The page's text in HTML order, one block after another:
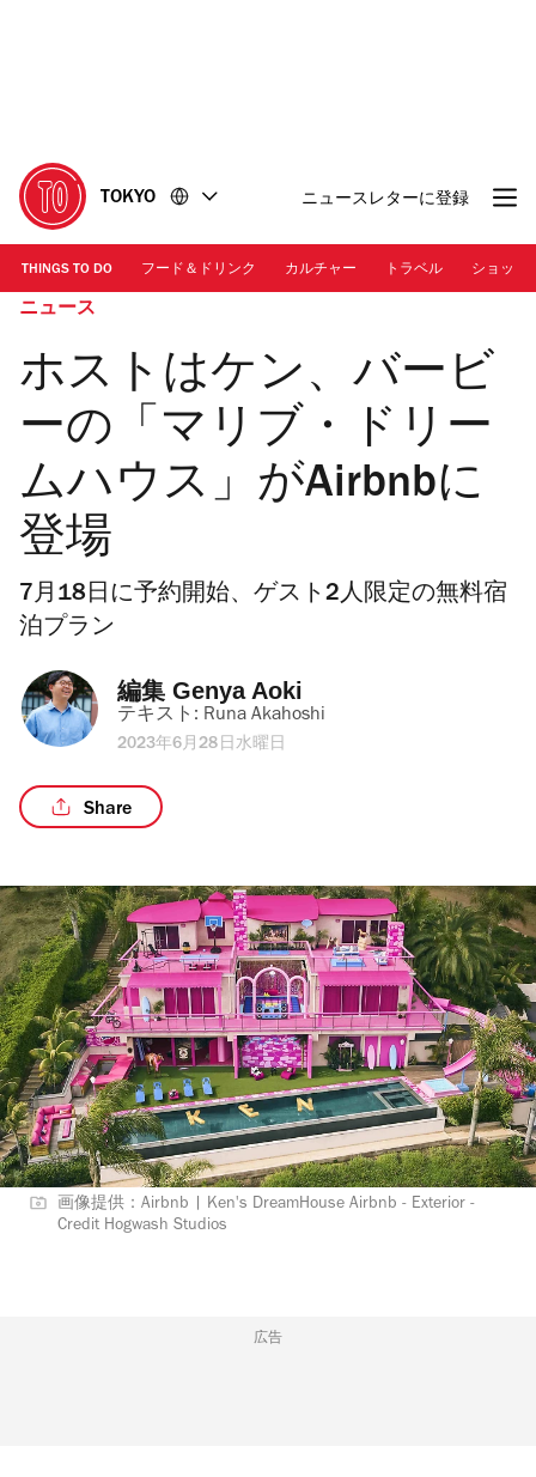
に
移
動
移
動
TOKYO ニュースレターに登録
THINGS TO DO フード＆ドリンク カルチャー トラベル ショッピ
ニュース
ホストはケン、バービ
ーの「マリブ・ドリー
ムハウス」がAirbnbに
登場
7月18日に予約開始、ゲスト2人限定の無料宿
泊プラン
編集 Genya Aoki
テキスト: Runa Akahoshi
2023年6月28日水曜日
Share
画像提供：Airbnb | Ken's DreamHouse Airbnb - Exterior -
Credit Hogwash Studios
広告